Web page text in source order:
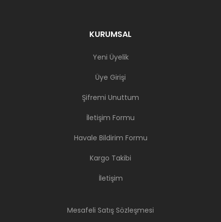
KURUMSAL
Yeni Üyelik
Üye Girişi
Şifremi Unuttum
İletişim Formu
Havale Bildirim Formu
Kargo Takibi
İletişim
Mesafeli Satış Sözleşmesi